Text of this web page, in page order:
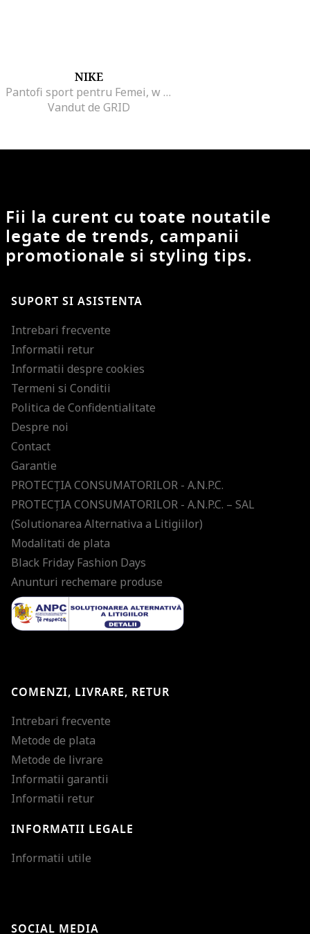
NIKE
Pantofi sport pentru Femei, w phoenix waffle, FD2196-001, Bej, Bej
Vandut de GRID
Fii la curent cu toate noutatile
legate de trends, campanii
promotionale si styling tips.
SUPORT SI ASISTENTA
Intrebari frecvente
Informatii retur
Informatii despre cookies
Termeni si Conditii
Politica de Confidentialitate
Despre noi
Contact
Garantie
PROTECŢIA CONSUMATORILOR - A.N.P.C.
PROTECŢIA CONSUMATORILOR - A.N.P.C. – SAL
(Solutionarea Alternativa a Litigiilor)
Modalitati de plata
Black Friday Fashion Days
Anunturi rechemare produse
COMENZI, LIVRARE, RETUR
Intrebari frecvente
Metode de plata
Metode de livrare
Informatii garantii
Informatii retur
INFORMATII LEGALE
Informatii utile
SOCIAL MEDIA